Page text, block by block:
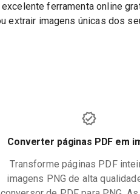
ferramenta online
extrair imagens únicas dos
Converter páginas PDF em
Transforme páginas PDF
imagens PNG de alta